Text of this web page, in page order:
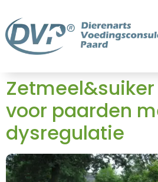
voor paarden
dysregulatie